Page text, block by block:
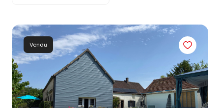
client
contact
biens
vendus
Vendu